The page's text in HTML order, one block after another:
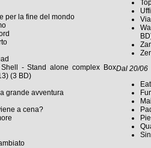
per la fine del mondo
- Stand alone complex Box
(3 BD)
grande avventura
a cena?
Dal 20/06